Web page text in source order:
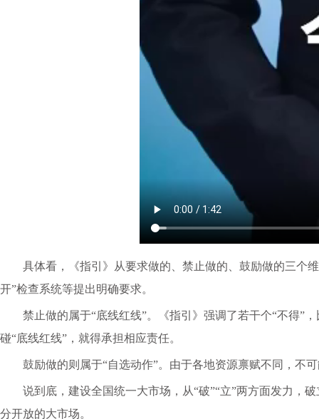
具体看，《指引》从要求做的、禁止做的、鼓励做的三个
开”检查系统等提出明确要求。
禁止做的属于“底线红线”。《指引》强调了若干个“不得”
碰“底线红线”，就得承担相应责任。
鼓励做的则属于“自选动作”。由于各地资源禀赋不同，不
说到底，建设全国统一大市场，从“破”“立”两方面发力，
分开放的大市场。